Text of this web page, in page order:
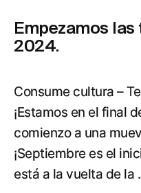
Empezamos
2024.
Consume cultura –
¡Estamos en el final
comienzo a una
¡Septiembre es el
está a la vuelta de la